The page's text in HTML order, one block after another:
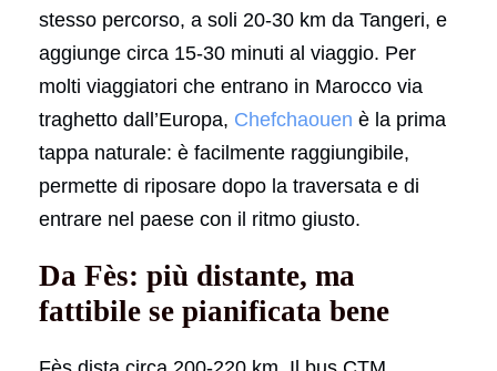
stesso percorso, a soli 20-30 km da Tangeri, e
aggiunge circa 15-30 minuti al viaggio. Per
molti viaggiatori che entrano in Marocco via
traghetto dall’Europa, Chefchaouen è la prima
tappa naturale: è facilmente raggiungibile,
permette di riposare dopo la traversata e di
entrare nel paese con il ritmo giusto.
Da Fès: più distante, ma
fattibile se pianificata bene